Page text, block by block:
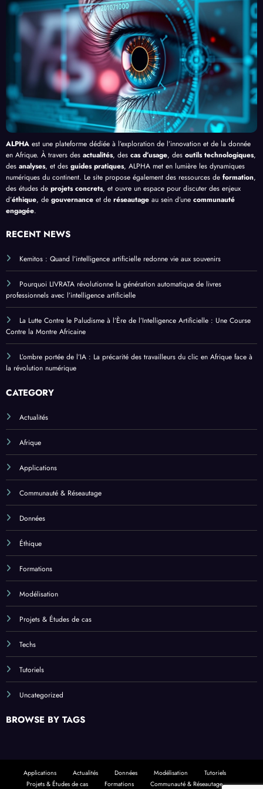
e le
Palud
isme
Afriq
ue
, au-
delà
de
Bang
ui
cacit
é de
l’IA
lligen
ce
Artifi
cielle
ALPHA est une plateforme dédiée à l’exploration de l’innovation et de la donnée
en Afrique. À travers des actualités, des cas d’usage, des outils technologiques,
des analyses, et des guides pratiques, ALPHA met en lumière les dynamiques
numériques du continent. Le site propose également des ressources de formation,
des études de projets concrets, et ouvre un espace pour discuter des enjeux
d’éthique, de gouvernance et de réseautage au sein d’une communauté
engagée.
RECENT NEWS
Kemitos : Quand l’intelligence artificielle redonne vie aux souvenirs
Pourquoi LIVRATA révolutionne la génération automatique de livres
professionnels avec l’intelligence artificielle
La Lutte Contre le Paludisme à l’Ère de l’Intelligence Artificielle : Une Course
Contre la Montre Africaine
L’ombre portée de l’IA : La précarité des travailleurs du clic en Afrique face à
la révolution numérique
CATEGORY
Actualités
Afrique
Applications
Communauté & Réseautage
Données
Éthique
Formations
Modélisation
Projets & Études de cas
Techs
Tutoriels
Uncategorized
BROWSE BY TAGS
Applications Actualités Données Modélisation
Tutoriels
Projets & Études de cas
Formations Communauté & Réseautage